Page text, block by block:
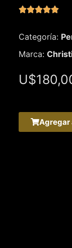

Categoría:
Marca:
U$
Agregar